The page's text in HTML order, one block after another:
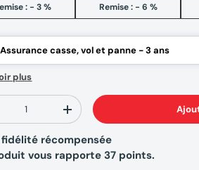
la vue de galerie
: - 3 % Remise : - 6 %
Assurance casse, vol et panne - 3 ans
plus
+
récompensée
vous rapporte37 points.